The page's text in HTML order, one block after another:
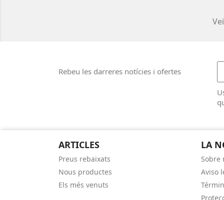
Rebeu les darreres notícies i ofertes
ARTICLES
Preus rebaixats
Nous productes
Els més venuts
LA
Sobre
Aviso